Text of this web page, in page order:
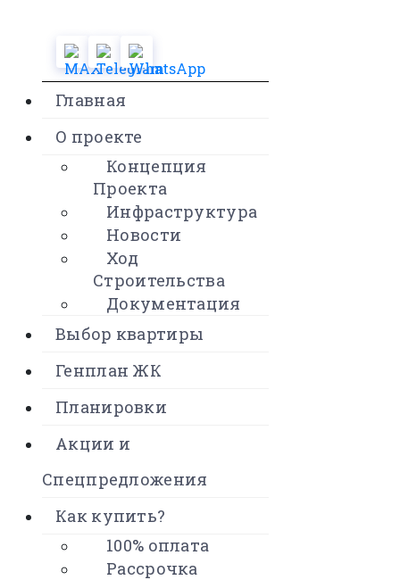
Главная
О проекте
Концепция
Проекта
Инфраструктура
Новости
Ход
Строительства
Документация
Выбор квартиры
Генплан ЖК
Планировки
Акции и
Спецпредложения
Как купить?
100% оплата
Рассрочка